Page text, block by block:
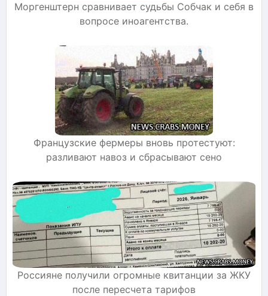
Моргенштерн сравнивает судьбы Собчак и себя в
вопросе иноагентства.
Французские фермеры вновь протестуют:
разливают навоз и сбрасывают сено
Россияне получили огромные квитанции за ЖКУ
после пересчета тарифов